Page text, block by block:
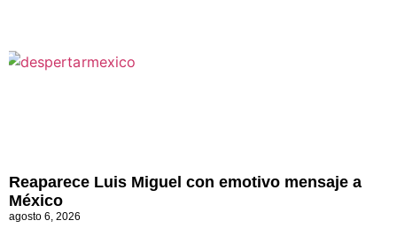
Reaparece Luis Miguel con emotivo mensaje a
México
agosto 6, 2026